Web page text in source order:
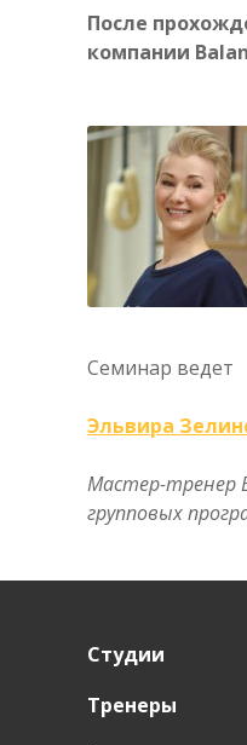
После
компании
Семинар ведет
Эльвира
Мастер-тренер
групповых
Студии
Тренеры